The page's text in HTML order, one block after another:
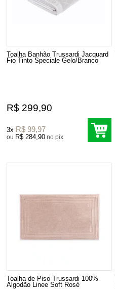
Toalha Banhão Trussardi Jacquard
Fio Tinto Speciale Gelo/Branco
R$ 299,90
3x R$ 99,97
ou R$ 284,90 no pix
Toalha de Piso Trussardi 100%
Algodão Linee Soft Rosé